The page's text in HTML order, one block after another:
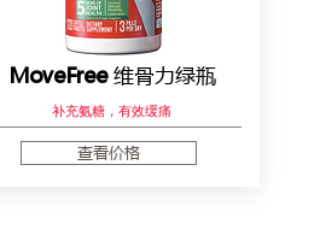
MoveFree维骨力绿瓶
补充氨糖​，有效缓痛
查看价格